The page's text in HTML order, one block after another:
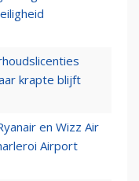
krapte blijft
en Wizz Air
Airport